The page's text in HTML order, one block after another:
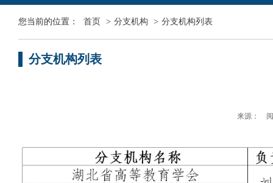
您当前的位置： 首页 > 分支机构 > 分支机构列表
分支机构列表
来源： 阅